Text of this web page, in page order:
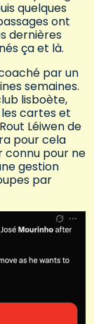
quelques
ont
dernières
ça et là.
par un
semaines.
lisboète,
cartes et
Léiwen de
pour cela
connu pour ne
gestion
par